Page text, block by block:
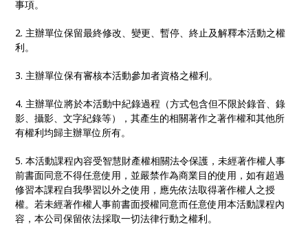
事項。
2. 主辦單位保留最終修改、變更、暫停、終止及解釋本活動之權
利。
3. 主辦單位保有審核本活動參加者資格之權利。
4. 主辦單位將於本活動中紀錄過程（方式包含但不限於錄音、錄
影、攝影、文字紀錄等），其產生的相關著作之著作權和其他所
有權利均歸主辦單位所有。
5. 本活動課程內容受智慧財產權相關法令保護，未經著作權人事
前書面同意不得任意使用，並嚴禁作為商業目的使用，如有超過
修習本課程自我學習以外之使用，應先依法取得著作權人之授
權。若未經著作權人事前書面授權同意而任意使用本活動課程內
容，本公司保留依法採取一切法律行動之權利。